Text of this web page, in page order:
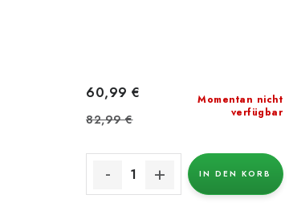
Momentan nicht
verfügbar
60,99 €
82,99 €
IN DEN KORB